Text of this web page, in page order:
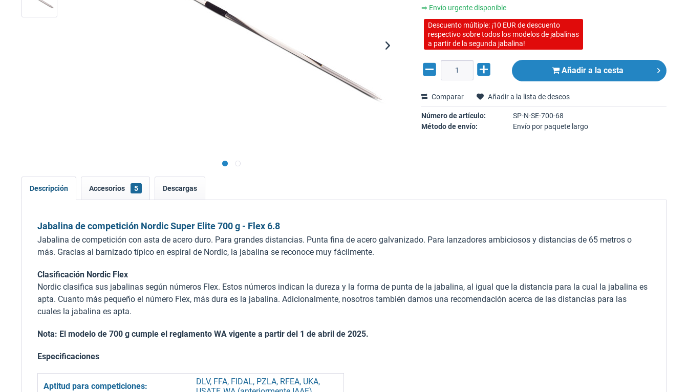
⇒ Envío urgente disponible
Descuento múltiple: ¡10 EUR de descuento
respectivo sobre todos los modelos de jabalinas
a partir de la segunda jabalina!
Añadir a la cesta
Comparar Añadir a la lista de deseos
Número de artículo:
SP-N-SE-700-68
Método de envío:
Envío por paquete largo
Descripción Accesorios 5 Descargas
Jabalina de competición Nordic Super Elite 700 g - Flex 6.8
Jabalina de competición con asta de acero duro. Para grandes distancias. Punta fina de acero galvanizado. Para lanzadores ambiciosos y distancias de 65 metros o
más. Gracias al barnizado típico en espiral de Nordic, la jabalina se reconoce muy fácilmente.
Clasificación Nordic Flex
Nordic clasifica sus jabalinas según números Flex. Estos números indican la dureza y la forma de punta de la jabalina, al igual que la distancia para la cual la jabalina es
apta. Cuanto más pequeño el número Flex, más dura es la jabalina. Adicionalmente, nosotros también damos una recomendación acerca de las distancias para las
cuales la jabalina es apta.
Nota: El modelo de 700 g cumple el reglamento WA vigente a partir del 1 de abril de 2025.
Especificaciones
Aptitud para competiciones:
DLV, FFA, FIDAL, PZLA, RFEA, UKA,